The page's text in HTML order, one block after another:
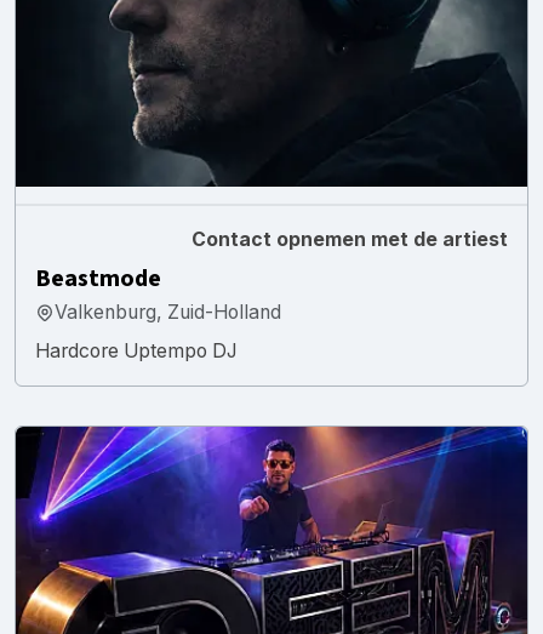
Contact opnemen met de artiest
Beastmode
Valkenburg, Zuid-Holland
Hardcore Uptempo DJ